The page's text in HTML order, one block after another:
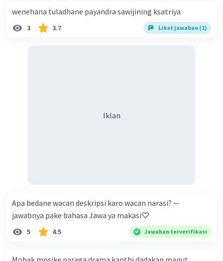
wenehana tuladhane payandra sawijining ksatriya
3 3.7 Lihat jawaban (1)
Iklan
Apa bedane wacan deskripsi karo wacan narasi? —
jawabnya pake bahasa Jawa ya makasi♡
5 4.5 Jawaban terverifikasi